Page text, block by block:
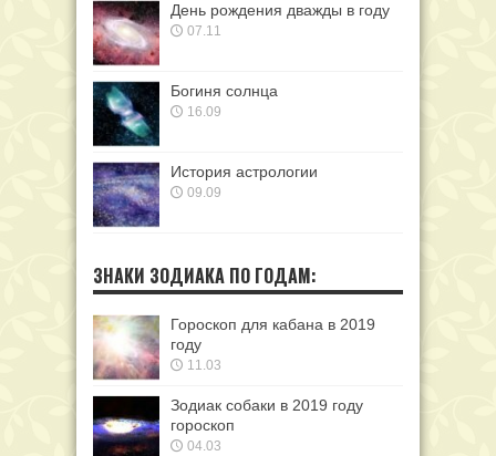
День рождения дважды в году
07.11
Богиня солнца
16.09
История астрологии
09.09
ЗНАКИ ЗОДИАКА ПО ГОДАМ:
Гороскоп для кабана в 2019
году
11.03
Зодиак собаки в 2019 году
гороскоп
04.03